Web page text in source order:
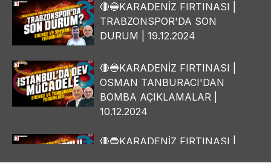
🔴🔵KARADENİZ FIRTINASI |
TRABZONSPOR'DA SON
DURUM | 19.12.2024
🔴🔵KARADENİZ FIRTINASI |
OSMAN TANBURACI'DAN
BOMBA AÇIKLAMALAR |
10.12.2024
🔴🔵KARADENİZ FIRTINASI |